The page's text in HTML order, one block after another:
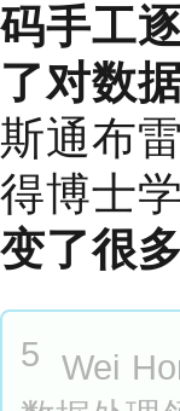
码手工
了对数
斯通布
得博士
变了很
5 Wei